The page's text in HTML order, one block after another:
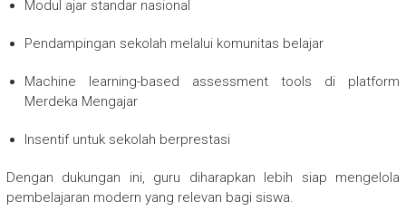
Modul ajar standar nasional
Pendampingan sekolah melalui komunitas belajar
Machine learning-based assessment tools di platform
Merdeka Mengajar
Insentif untuk sekolah berprestasi
Dengan dukungan ini, guru diharapkan lebih siap mengelola
pembelajaran modern yang relevan bagi siswa.